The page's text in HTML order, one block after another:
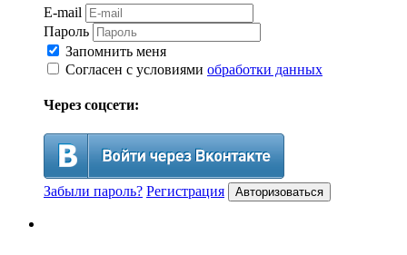
E-mail
Пароль
Запомнить меня
Согласен с условиями обработки данных
Через соцсети:
Забыли пароль? Регистрация Авторизоваться